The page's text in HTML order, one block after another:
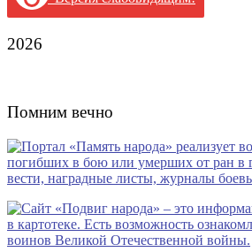
2026
Помним вечно